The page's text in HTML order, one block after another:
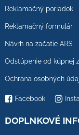
Reklamačný poriadok
Reklamačný formulár
Návrh na začatie ARS
Odstúpenie od kúpnej
Ochrana osobných
Facebook
DOPLNKOVÉ